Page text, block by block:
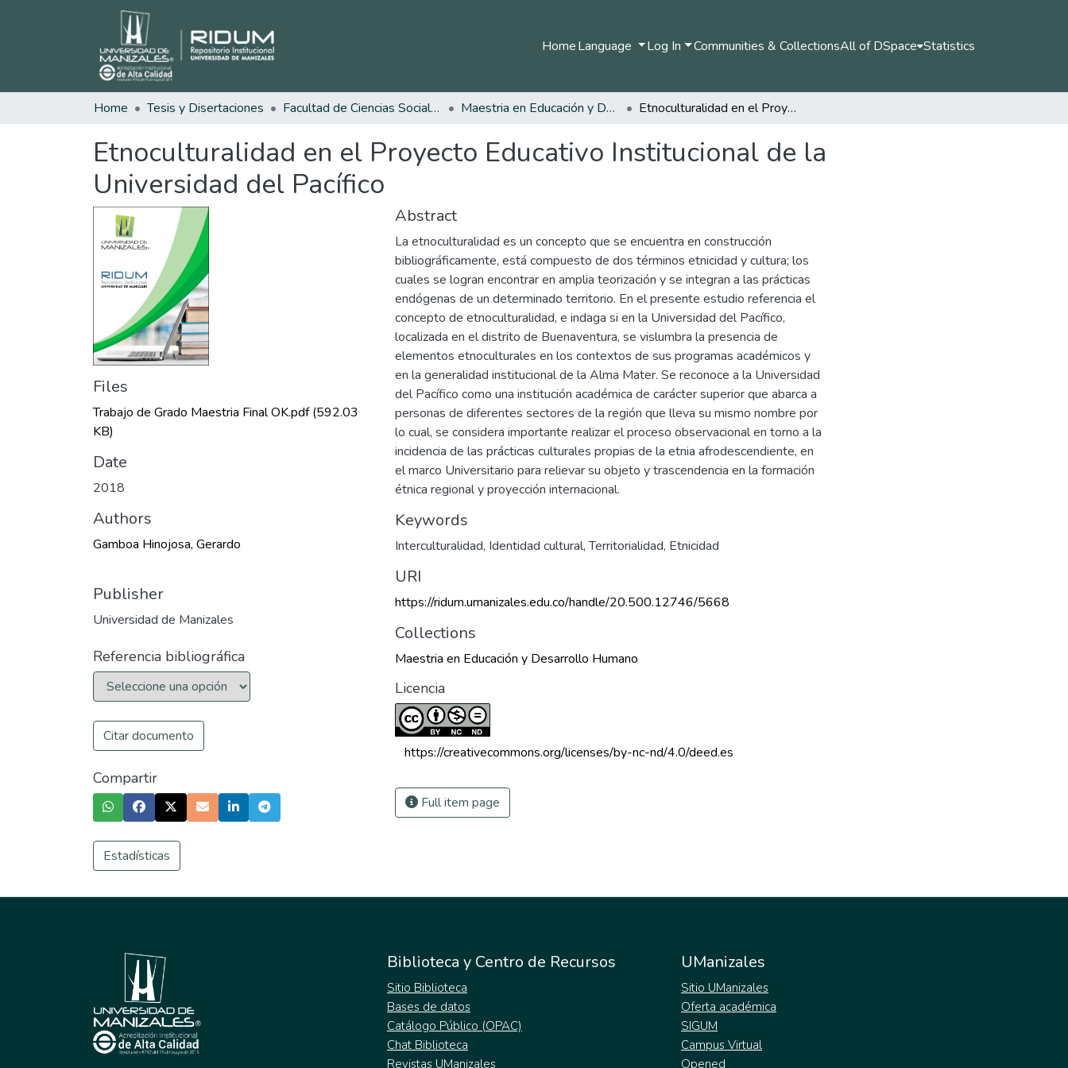
HomeLanguage Log In Communities & CollectionsAll of DSpace Statistics
Home Tesis y Disertaciones Facultad de Ciencias Sociales y Humanas Maestria en Educación y Desarrollo Humano Etnoculturalidad en el Proyecto Educativo Institucional de la Universidad del Pacífico
Etnoculturalidad en el Proyecto Educativo Institucional de la
Universidad del Pacífico
Files
Trabajo de Grado Maestria Final OK.pdf(592.03
KB)
Date
2018
Authors
Gamboa Hinojosa, Gerardo
Publisher
Universidad de Manizales
Referencia bibliográfica
Citar documento
Compartir
Estadísticas
Abstract
La etnoculturalidad es un concepto que se encuentra en construcción
bibliográficamente, está compuesto de dos términos etnicidad y cultura; los
cuales se logran encontrar en amplia teorización y se integran a las prácticas
endógenas de un determinado territorio. En el presente estudio referencia el
concepto de etnoculturalidad, e indaga si en la Universidad del Pacífico,
localizada en el distrito de Buenaventura, se vislumbra la presencia de
elementos etnoculturales en los contextos de sus programas académicos y
en la generalidad institucional de la Alma Mater. Se reconoce a la Universidad
del Pacífico como una institución académica de carácter superior que abarca a
personas de diferentes sectores de la región que lleva su mismo nombre por
lo cual, se considera importante realizar el proceso observacional en torno a la
incidencia de las prácticas culturales propias de la etnia afrodescendiente, en
el marco Universitario para relievar su objeto y trascendencia en la formación
étnica regional y proyección internacional.
Keywords
Interculturalidad, Identidad cultural,Territorialidad, Etnicidad
URI
https://ridum.umanizales.edu.co/handle/20.500.12746/5668
Collections
Maestria en Educación y Desarrollo Humano
Licencia
https://creativecommons.org/licenses/by-nc-nd/4.0/deed.es
Full item page
Biblioteca y Centro de Recursos
Sitio Biblioteca
Bases de datos
Catálogo Público (OPAC)
Chat Biblioteca
Revistas UManizales
UManizales
Sitio UManizales
Oferta académica
SIGUM
Campus Virtual
Opened